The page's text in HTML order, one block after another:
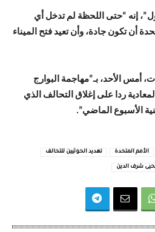
إنه “حتى اللحظة لم تدخل أي
أن تكون جادة، وأن تعيد فتح الميناء
أمس الأحد، بـ”مهاجمة البوارج
ردا على إغلاق التحالف الذي
الأسبوع الماضي”.
الأمم المتحدة تهديد الحوثيين للتحالف
شرف الدين